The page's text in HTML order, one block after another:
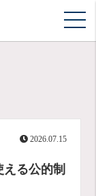
2026.07.15
る公的制